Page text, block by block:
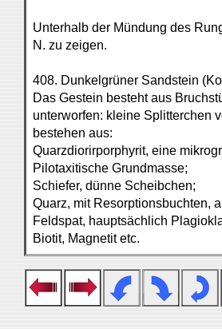
Unterhalb der Mündung des
N. zu zeigen.
408. Dunkelgrüner Sandstein
Das Gestein besteht aus
unterworfen: kleine Splitterchen
bestehen aus:
Quarzdiorirporphyrit, eine
Pilotaxitische Grundmasse;
Schiefer, dünne Scheibchen;
Quarz, mit Resorptionsbuchten,
Feldspat, hauptsächlich
Biotit, Magnetit etc.